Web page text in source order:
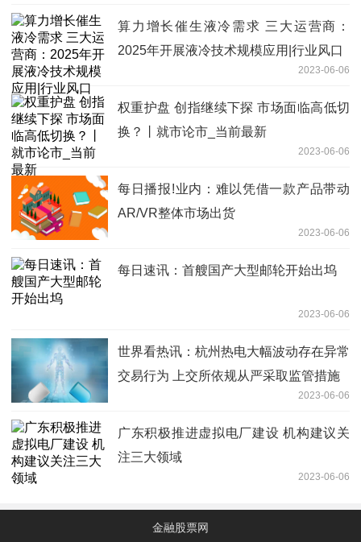
算力增长催生液冷需求 三大运营商：
2025年开展液冷技术规模应用|行业风口
2023-06-06
权重护盘 创指继续下探 市场面临高低切
换？丨就市论市_当前最新
2023-06-06
每日播报!业内：难以凭借一款产品带动
AR/VR整体市场出货
2023-06-06
每日速讯：首艘国产大型邮轮开始出坞
2023-06-06
世界看热讯：杭州热电大幅波动存在异常
交易行为 上交所依规从严采取监管措施
2023-06-06
广东积极推进虚拟电厂建设 机构建议关
注三大领域
2023-06-06
金融股票网